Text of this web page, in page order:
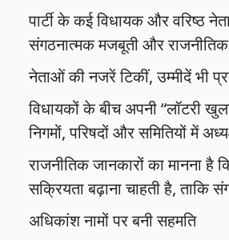
पार्टी के कई विधायक और वरिष्ठ
संगठनात्मक मजबूती और
नेताओं की नजरें टिकीं, उम्मीदें भी
विधायकों के बीच अपनी “लॉटरी
निगमों, परिषदों और समितियों में
राजनीतिक जानकारों का मानना
सक्रियता बढ़ाना चाहती है, ताकि
अधिकांश नामों पर बनी सहमति